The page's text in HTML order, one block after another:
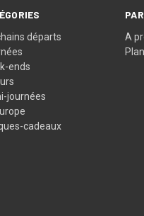
départs
ends
journées
cadeaux
A